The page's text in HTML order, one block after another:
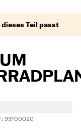
Teil passt
93100020